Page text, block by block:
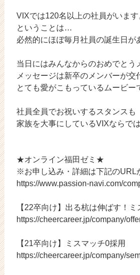
VIXでは120名以上の社員がいます
ということは…
必然的にほぼ毎月社員の誕生日が
当日にはみんなからのおめでとう
メッセージは新卒のメンバーが交
とても愛がこもっているムービー
社員全員でお祝いするスタンスも
家族を大事にしているVIXならでは
★オンライン福田ゼミ★
※お申し込み・詳細は下記のURL
https://www.passion-navi.com/
【22卒向け】出る杭は伸ばす！ミ
https://cheercareer.jp/company/
【21卒向け】ミスマッチ0採用
https://cheercareer.jp/company/